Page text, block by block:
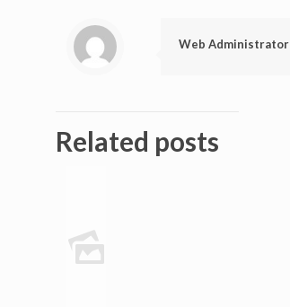
Web Administrator
Related posts